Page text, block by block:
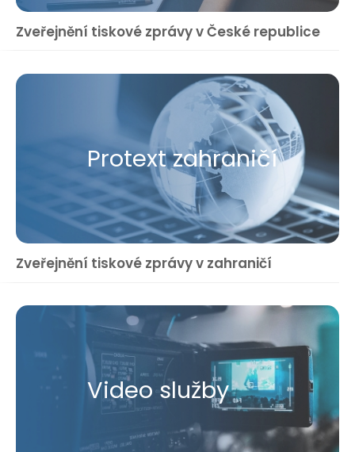
Zveřejnění tiskové zprávy v České republice
Protext zahraničí
Zveřejnění tiskové zprávy v zahraničí
Video služby